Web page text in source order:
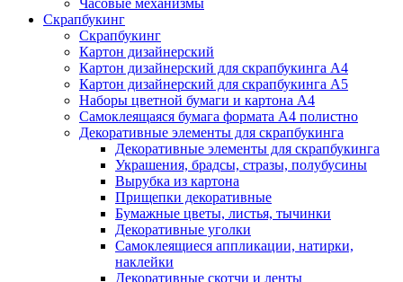
Часовые механизмы
Скрапбукинг
Скрапбукинг
Картон дизайнерский
Картон дизайнерский для скрапбукинга А4
Картон дизайнерский для скрапбукинга А5
Наборы цветной бумаги и картона А4
Самоклеящаяся бумага формата А4 полистно
Декоративные элементы для скрапбукинга
Декоративные элементы для скрапбукинга
Украшения, брадсы, стразы, полубусины
Вырубка из картона
Прищепки декоративные
Бумажные цветы, листья, тычинки
Декоративные уголки
Самоклеящиеся аппликации, натирки,
наклейки
Декоративные скотчи и ленты